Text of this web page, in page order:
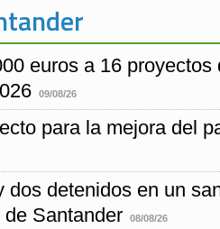
euros a 16
09/08/26
para la mejora del
dos detenidos en un
Santander
08/08/26